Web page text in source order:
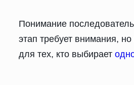
Понимание
этап требует внимания,
для тех, кто выбирает